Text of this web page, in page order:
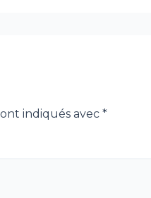
indiqués avec *